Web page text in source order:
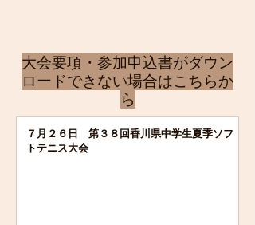
​大会要項・参加申込書がダウン
ロードできない場合はこちらか
ら
７月２６日 第３８回香川県中学生夏季ソフ
トテニス大会